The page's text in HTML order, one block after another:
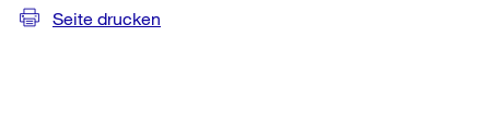
Seite drucken